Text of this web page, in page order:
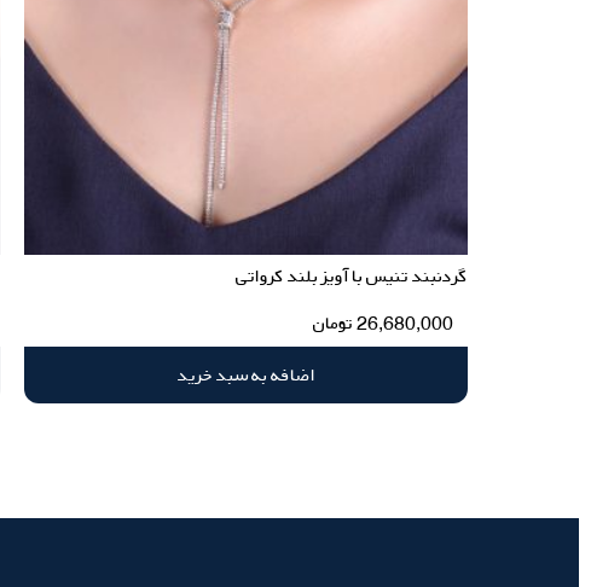
گردنبند تنیس با آویز بلند کرواتی
26,680,000تومان
اضافه به سبد خرید